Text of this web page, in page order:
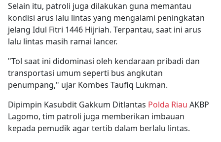
Selain itu, patroli juga dilakukan guna memantau
kondisi arus lalu lintas yang mengalami peningkatan
jelang Idul Fitri 1446 Hijriah. Terpantau, saat ini arus
lalu lintas masih ramai lancer.
"Tol saat ini didominasi oleh kendaraan pribadi dan
transportasi umum seperti bus angkutan
penumpang," ujar Kombes Taufiq Lukman.
Dipimpin Kasubdit Gakkum Ditlantas Polda Riau AKBP
Lagomo, tim patroli juga memberikan imbauan
kepada pemudik agar tertib dalam berlalu lintas.